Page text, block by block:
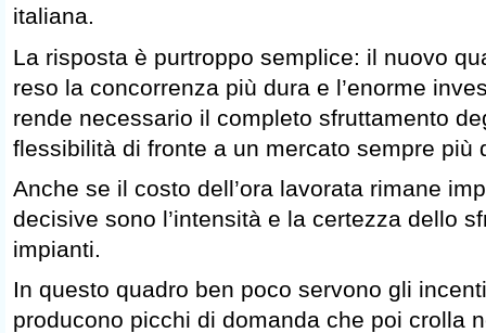
italiana.
La risposta è purtroppo semplice: il nuovo
reso la concorrenza più dura e l’enorme
rende necessario il completo sfruttamento
flessibilità di fronte a un mercato sempre più
Anche se il costo dell’ora lavorata rimane
decisive sono l’intensità e la certezza dello
impianti.
In questo quadro ben poco servono gli
producono picchi di domanda che poi crolla